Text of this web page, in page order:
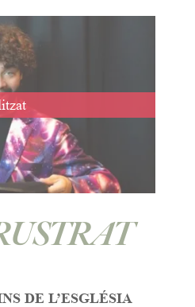
DE L’ESGLÉSIA